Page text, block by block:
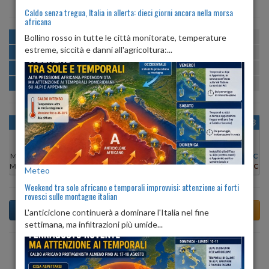
MATTINA min:21º max:28º U:57%
POMERIGGIO min:29º max:30º
SERA min: 25º max:32º U:71%-78%
NOTTE min:22º max:25º U:85%
OGGI
Min:
23°C
Max:28°C
SAB 08
Min:
22°C
Max:25°C
DOM 09
Min:21°C
Max:27°C
LUN 10
Min:21°C
Max:29°C
MAR 11
Min:
22°C
Max:30°C
MER 12
Min:21°C
Max:28°C
GIO 13
Min:
21°C
Max:28°C
Previsioni del Tempo a Thiene tra 6 giorni
Caldo senza tregua, Italia in allerta: dieci giorni ancora nella morsa
africana
Bollino rosso in tutte le città monitorate, temperature
estreme, siccità e danni all'agricoltura:...
Meteo
Weekend tra sole africano e temporali improvvisi: attenzione ai forti
rovesci sulle montagne italian
L'anticiclone continuerà a dominare l'Italia nel fine
settimana, ma infiltrazioni più umide...